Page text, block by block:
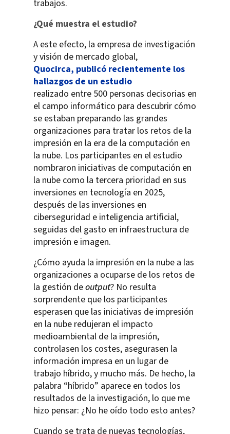
trabajos.
¿Qué muestra el estudio?
A este efecto, la empresa de investigación
y visión de mercado global,
Quocirca, publicó recientemente los
hallazgos de un estudio
realizado entre 500 personas decisorias en
el campo informático para descubrir cómo
se estaban preparando las grandes
organizaciones para tratar los retos de la
impresión en la era de la computación en
la nube. Los participantes en el estudio
nombraron iniciativas de computación en
la nube como la tercera prioridad en sus
inversiones en tecnología en 2025,
después de las inversiones en
ciberseguridad e inteligencia artificial,
seguidas del gasto en infraestructura de
impresión e imagen.
¿Cómo ayuda la impresión en la nube a las
organizaciones a ocuparse de los retos de
la gestión deoutput? No resulta
sorprendente que los participantes
esperasen que las iniciativas de impresión
en la nube redujeran el impacto
medioambiental de la impresión,
controlasen los costes, asegurasen la
información impresa en un lugar de
trabajo híbrido, y mucho más. De hecho, la
palabra “híbrido” aparece en todos los
resultados de la investigación, lo que me
hizo pensar: ¿No he oído todo esto antes?
Cuando se trata de nuevas tecnologías,